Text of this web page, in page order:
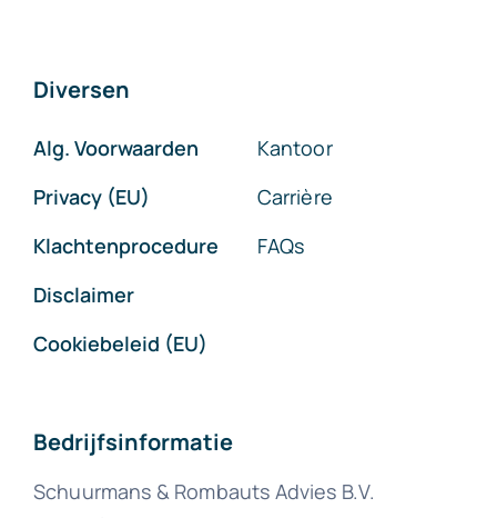
Diversen
Alg. Voorwaarden
Privacy (EU)
Klachtenprocedure
Disclaimer
Cookiebeleid (EU)
Kantoor
Carrière
FAQs
Bedrijfsinformatie
Schuurmans & Rombauts Advies B.V.